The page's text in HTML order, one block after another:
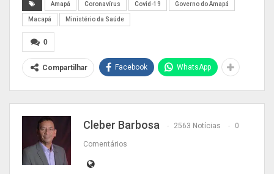
Pública do Amapá (Lacen) para o envio de
amostra ao Instituto Evandro Chagas, em Belém
(PA).
A previsão de resultado é de no mínimo sete dias
e, enquanto isso, conforme protocolo, como a
paciente não apresenta sintomas graves, foi
aplicado o isolamento domiciliar.
Amapá Coronavírus Covid-19 Governo do Amapá
Macapá Ministério da Saúde
0
Compartilhar Facebook WhatsApp
Cleber Barbosa 2563 Notícias 0
Comentários